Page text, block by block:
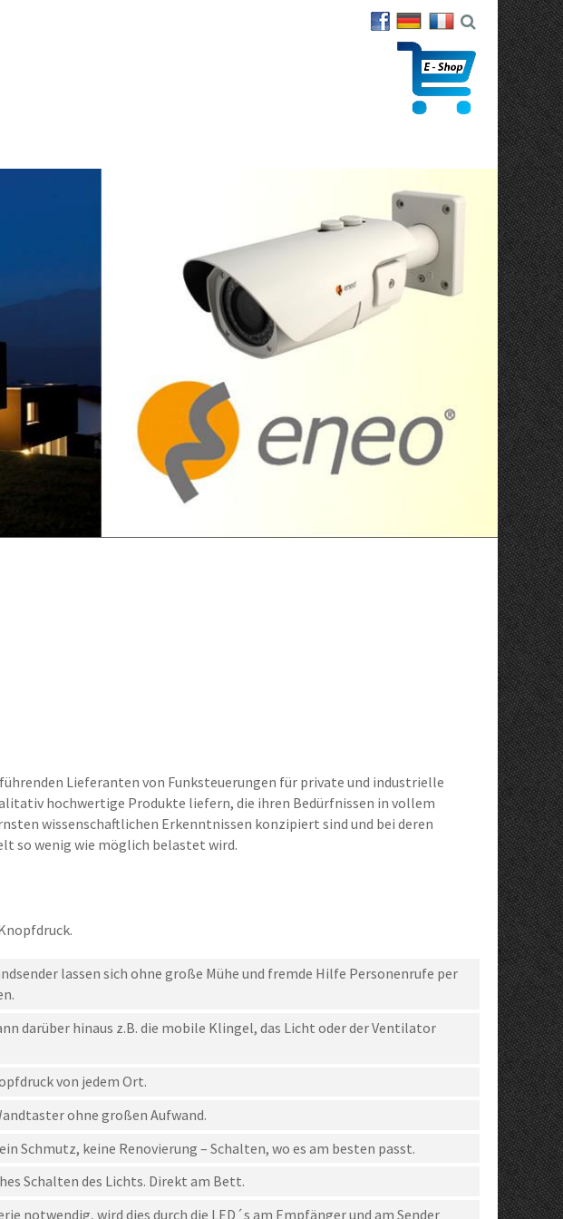
Lieferanten von Funksteuerungen für private und industrielle
hochwertige Produkte liefern, die ihren Bedürfnissen in vollem
wissenschaftlichen Erkenntnissen konzipiert sind und bei deren
so wenig wie möglich belastet wird.
lassen sich ohne große Mühe und fremde Hilfe Personenrufe per
darüber hinaus z.B. die mobile Klingel, das Licht oder der Ventilator
von jedem Ort.
ohne großen Aufwand.
Schmutz, keine Renovierung – Schalten, wo es am besten passt.
Schalten des Lichts. Direkt am Bett.
notwendig, wird dies durch die LED´s am Empfänger und am Sender